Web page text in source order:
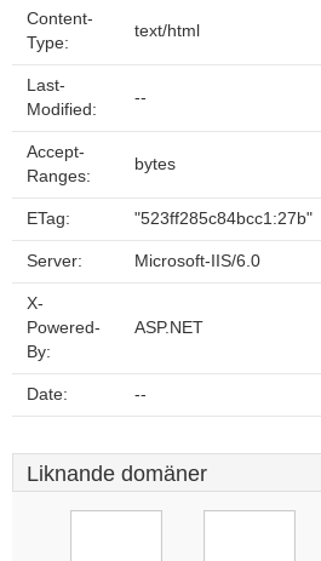
Content-
Type:
text/html
Last-
Modified:
--
Accept-
Ranges:
bytes
ETag: "523ff285c84bcc1:27b"
Server: Microsoft-IIS/6.0
X-
Powered-
By:
ASP.NET
Date: --
Liknande domäner